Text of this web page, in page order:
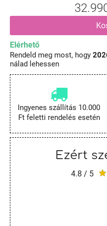
Elérhető
Rendeld meg most, hogy
nálad lehessen
Ingyenes szállítás 10.000
Ft feletti rendelés esetén
Ezért
4.8 / 5